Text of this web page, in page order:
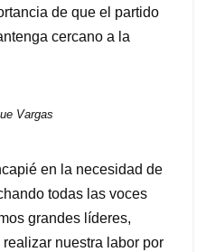
de que el partido
cercano a la
Vargas
en la necesidad de
todas las voces
grandes líderes,
nuestra labor por